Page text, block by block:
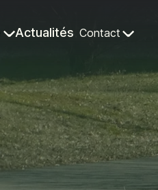
Actualités Contact